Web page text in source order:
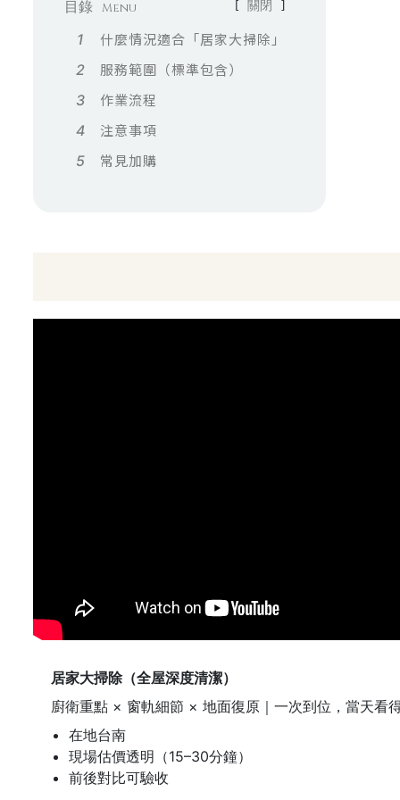
目錄 Menu [ 關閉 ]
什麼情況適合「居家大掃除」
服務範圍（標準包含）
作業流程
注意事項
常見加購
居家大掃除（全屋深度清潔）
廚衛重點 × 窗軌細節 × 地面復原｜一次到位，當天看
在地台南
現場估價透明（15–30分鐘）
前後對比可驗收